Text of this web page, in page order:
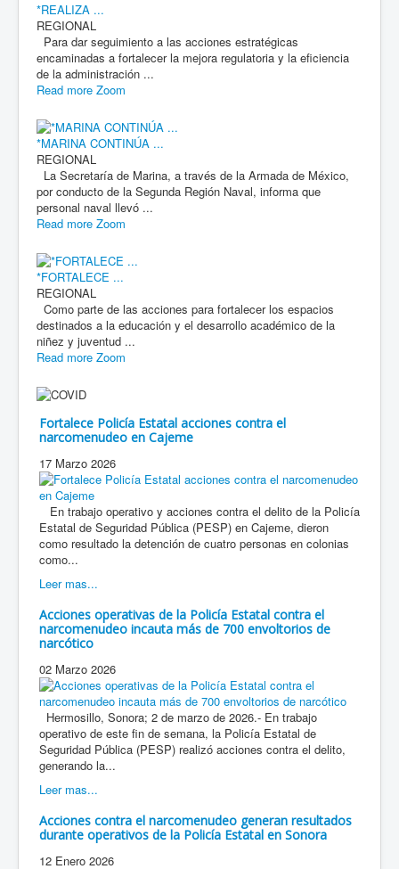
*REALIZA ...
REGIONAL
Para dar seguimiento a las acciones estratégicas
encaminadas a fortalecer la mejora regulatoria y la eficiencia
de la administración ...
Read more Zoom
*MARINA CONTINÚA ...
REGIONAL
La Secretaría de Marina, a través de la Armada de México,
por conducto de la Segunda Región Naval, informa que
personal naval llevó ...
Read more Zoom
*FORTALECE ...
REGIONAL
Como parte de las acciones para fortalecer los espacios
destinados a la educación y el desarrollo académico de la
niñez y juventud ...
Read more Zoom
Fortalece Policía Estatal acciones contra el
narcomenudeo en Cajeme
17 Marzo 2026
En trabajo operativo y acciones contra el delito de la Policía
Estatal de Seguridad Pública (PESP) en Cajeme, dieron
como resultado la detención de cuatro personas en colonias
como...
Leer mas...
Acciones operativas de la Policía Estatal contra el
narcomenudeo incauta más de 700 envoltorios de
narcótico
02 Marzo 2026
Hermosillo, Sonora; 2 de marzo de 2026.- En trabajo
operativo de este fin de semana, la Policía Estatal de
Seguridad Pública (PESP) realizó acciones contra el delito,
generando la...
Leer mas...
Acciones contra el narcomenudeo generan resultados
durante operativos de la Policía Estatal en Sonora
12 Enero 2026